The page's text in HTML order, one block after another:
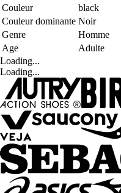
Couleur
black
Couleur dominante Noir
Genre
Homme
Age
Adulte
Loading...
Loading...